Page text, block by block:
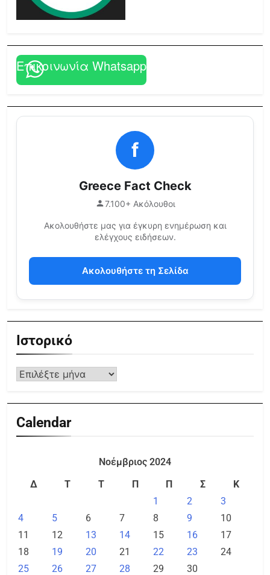
Επικοινωνία Whatsapp
f
Greece Fact Check
7.100+ Ακόλουθοι
Ακολουθήστε μας για έγκυρη ενημέρωση και
ελέγχους ειδήσεων.
Ακολουθήστε τη Σελίδα
Ιστορικό
Calendar
Νοέμβριος 2024
Δ
Τ Τ Π Π Σ
Κ
1
2
3
4
5 6 7 8 9
10
11
12 13 14 15 16
17
18
19 20 21 22 23
24
25
26 27 28 29 30